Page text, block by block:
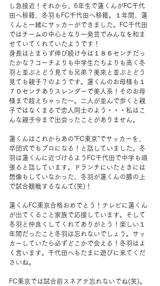
し急接近！それから、6年生で蓮くんがFC千代
田へ移籍、冬羽もFC千代田へ移籍。１年間、蓮
くんと一緒にサッカーができました。FC千代田
ではチームの中心となり一発芸でみんなを和ま
せていてくれていたようです！
身長はとまらず伸び続け今は１８６センチだっ
たかな？コーチよりも中学生たちよりも高く冬
羽と並ぶとどう見ても兄弟？美來と並ぶとどう
見ても親子？のようです。蓮くんのお母様も１
７０センチありスレンダーで美人系！そのお母
様まで超えちゃった～。二人が並んで歩くと親
子ではなくまるで恋人同士のよう・・・私はこ
んな親子今まで出会ったことがありません。
蓮くんはこれからあの”FC東京”でサッカーを、
卒団式でもプロになる！と話していました。冬
羽は蓮くんに近づけるようFC千代田で中学も頑
張ると話しています。ドランチにいたときには
想像もしていなかった、冬羽が蓮くんの膝の上
で試合観戦するなんて(笑)！
蓮くんFC東京合格おめでとう！テレビに蓮くん
が出てくること家族で応援しています。そして
冬羽と仲良くしてくれてありがとう！楽しい１
年間だったこと冬羽は忘れないでしょう。サッ
カーしていたら必ずどこかで会える！冬羽はよ
く言います。千代田へもたまに遊びに来てくだ
さいね。
FC東京では試合前スネアテ忘れないでね(笑)。